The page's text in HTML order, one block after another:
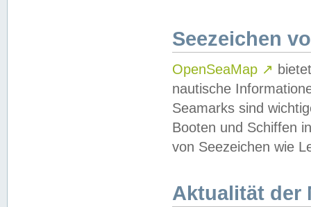
Seezeichen
OpenSeaMap ↗
nautische
Seamarks sind
Booten und Schiffen
von Seezeichen wie
Aktualität der